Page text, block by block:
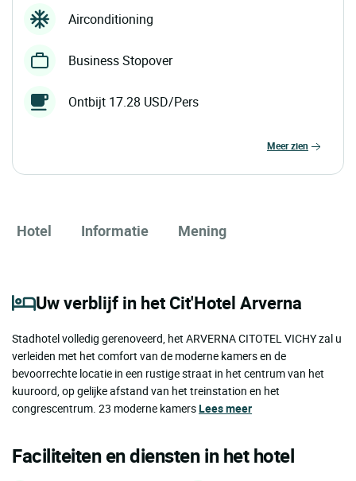
Airconditioning
Business Stopover
Ontbijt 17.28 USD/Pers
meer zien
Hotel Informatie Mening
Uw verblijf in het Cit'Hotel Arverna
Stadhotel volledig gerenoveerd, het ARVERNA CITOTEL VICHY zal u
verleiden met het comfort van de moderne kamers en de
bevoorrechte locatie in een rustige straat in het centrum van het
kuuroord, op gelijke afstand van het treinstation en het
congrescentrum. 23 moderne kamersLees meer
Faciliteiten en diensten in het hotel